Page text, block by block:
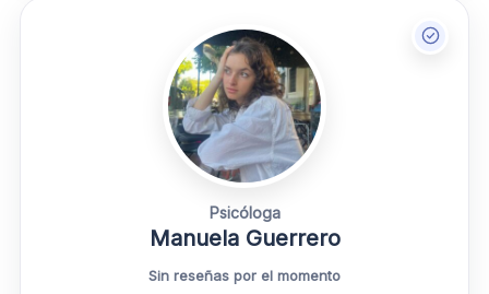
Psicóloga
Manuela Guerrero
Sin reseñas por el momento